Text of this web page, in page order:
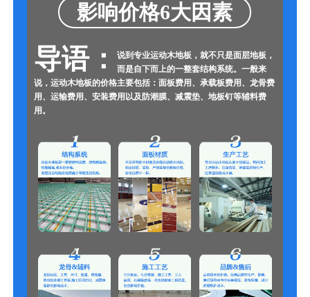
影响价格6大因素
导语：
说到专业运动木地板，就不只是面层地板，
而是自下而上的一整套结构系统。一般来
说，运动木地板的价格主要包括：面板费用、承载板费用、龙骨费
用、运输费用、安装费用以及防潮膜、减震垫、地板钉等辅料费
用。